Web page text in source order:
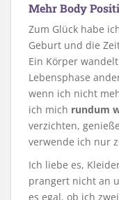
Mehr Body
Zum Glück habe
Geburt und die
Ein Körper
Lebensphase
wenn ich nicht
ich mich rundum
verzichten,
verwende ich nur
Ich liebe es,
prangert nicht an
es egal, ob ich